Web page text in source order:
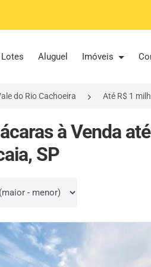
Lotes Aluguel Imóveis
do Rio Cachoeira Até R$ 1
à Venda
SP